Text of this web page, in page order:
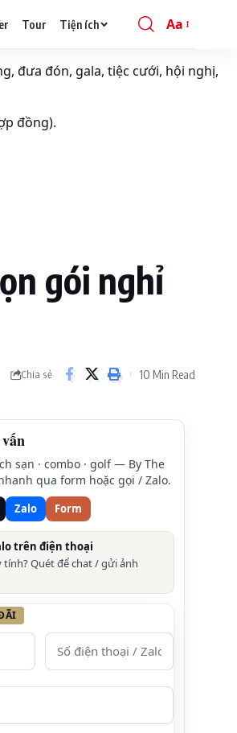
Tour Tiện ích
Font
Aa
đưa đón, gala, tiệc cưới, hội nghị,
đồng).
gói nghỉ
Chia sẻ 10 Min Read
sạn · combo · golf — By The
qua form hoặc gọi / Zalo.
Zalo Form
trên điện thoại
tính? Quét để chat / gửi ảnh